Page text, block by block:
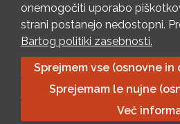
Pošlji e-mail
Izpolni kontaktni obrazec
Bartog d.o.o. Trebnje | ID:
8174 248, Banka Intesa Sanpaolo
Ivan Šantorić | Predsednik
Delniški kapital: 783.970,08 EUR,
onemogočiti uporabo
strani postanejo nedostopni.
Bartog politiki zasebnosti.
Sprejmem vse (osnovne
Sprejemam le nujne
Več